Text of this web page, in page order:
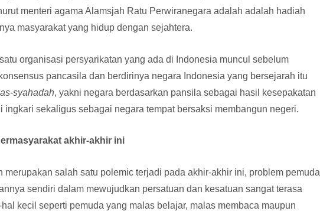
menteri agama Alamsjah Ratu Perwiranegara adalah adalah hadiah
masyarakat yang hidup dengan sejahtera.
organisasi persyarikatan yang ada di Indonesia muncul sebelum
pancasila dan berdirinya negara Indonesia yang bersejarah itu
syahadah, yakni negara berdasarkan pansila sebagai hasil kesepakatan
sekaligus sebagai negara tempat bersaksi membangun negeri.
akhir-akhir ini
salah satu polemic terjadi pada akhir-akhir ini, problem pemuda
sendiri dalam mewujudkan persatuan dan kesatuan sangat terasa
kecil seperti pemuda yang malas belajar, malas membaca maupun